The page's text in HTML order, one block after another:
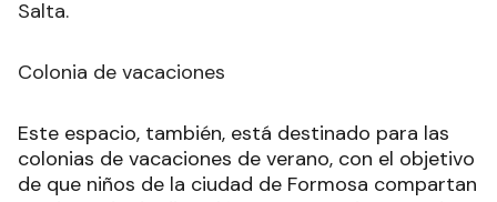
Salta.
Colonia de vacaciones
Este espacio, también, está destinado para las
colonias de vacaciones de verano, con el objetivo
de que niños de la ciudad de Formosa compartan